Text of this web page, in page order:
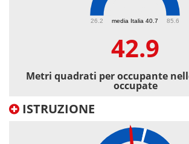
media Italia 40.7
26.2 85.6
42.9
Metri quadrati per occupante
occupate
ISTRUZIONE